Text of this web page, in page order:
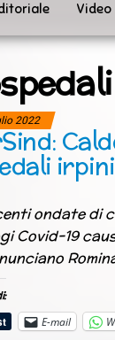
Video
2022
ondate di
Covid-19
E-mail